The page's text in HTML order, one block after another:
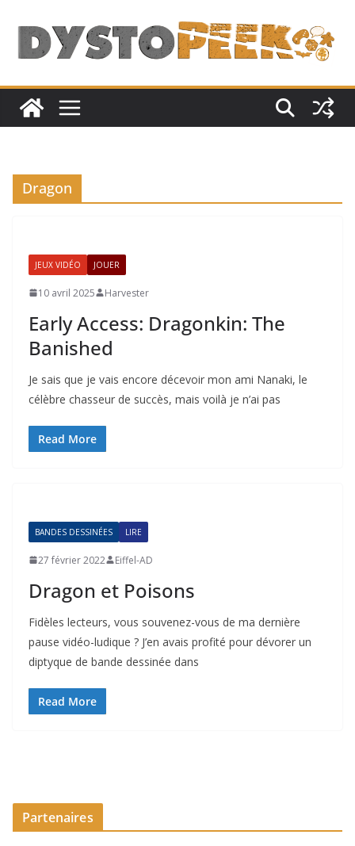
contenu
Dragon
JEUX VIDÉO JOUER
10 avril 2025 Harvester
Early Access: Dragonkin: The
Banished
Je sais que je vais encore décevoir mon ami Nanaki, le
célèbre chasseur de succès, mais voilà je n’ai pas
Read More
BANDES DESSINÉES LIRE
27 février 2022 Eiffel-AD
Dragon et Poisons
Fidèles lecteurs, vous souvenez-vous de ma dernière
pause vidéo-ludique ? J’en avais profité pour dévorer un
diptyque de bande dessinée dans
Read More
Partenaires